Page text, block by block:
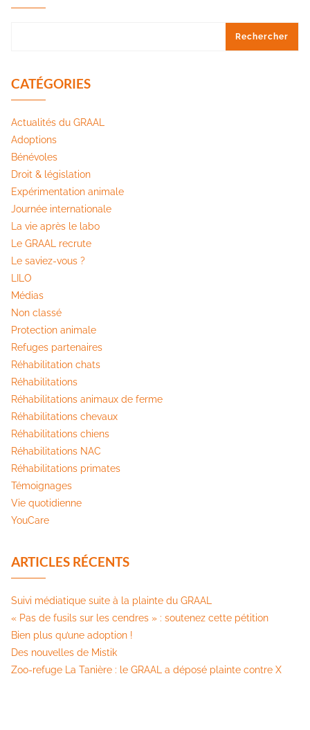
Rechercher
CATÉGORIES
Actualités du GRAAL
Adoptions
Bénévoles
Droit & législation
Expérimentation animale
Journée internationale
La vie après le labo
Le GRAAL recrute
Le saviez-vous ?
LILO
Médias
Non classé
Protection animale
Refuges partenaires
Réhabilitation chats
Réhabilitations
Réhabilitations animaux de ferme
Réhabilitations chevaux
Réhabilitations chiens
Réhabilitations NAC
Réhabilitations primates
Témoignages
Vie quotidienne
YouCare
ARTICLES RÉCENTS
Suivi médiatique suite à la plainte du GRAAL
« Pas de fusils sur les cendres » : soutenez cette pétition​
Bien plus qu’une adoption !
Des nouvelles de Mistik
Zoo-refuge La Tanière : le GRAAL a déposé plainte contre X